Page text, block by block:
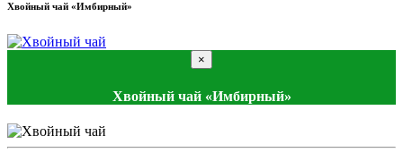
Хвойный чай «Имбирный»
×
Хвойный чай «Имбирный»